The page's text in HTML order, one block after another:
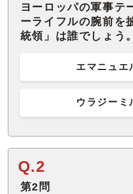
ヨーロッパの軍事テ
ーライフルの腕前を
統領」は誰でしょう。
エマニュエ
ウラジーミ
Q.2
第2問